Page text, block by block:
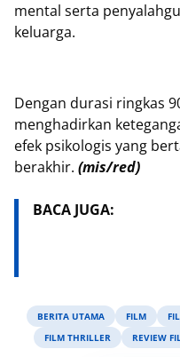
mental serta
keluarga.
Dengan durasi ringkas
menghadirkan
efek psikologis yang
berakhir. (mis/red)
BACA JUGA:
BERITA UTAMA FILM
FILM THRILLER
REVIEW